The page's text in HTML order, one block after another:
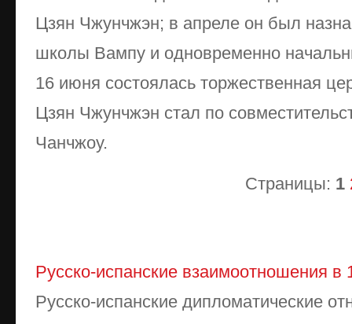
Цзян Чжунчжэн; в апреле он был
школы Вампу и одновременно
16 июня состоялась торжественная
Цзян Чжунчжэн стал по
Чанчжоу.
Страницы: 1
Русско-испанские взаимоотношения в
Русско-испанские дипломатические